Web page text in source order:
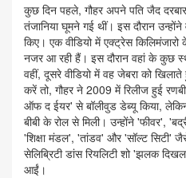
कुछ दिन पहले, गौहर अपने पति जैद
तंजानिया घूमने गई थीं। इस दौरान
किए। एक वीडियो में एक्ट्रेस
नजर आ रही हैं। इस दौरान वहां के कुछ
वहीं, दूसरे वीडियो में वह जेबरा को
करें तो, गौहर ने 2009 में रिलीज हुई
ऑफ द ईयर' से बॉलीवुड डेब्यू किया,
बीबी के रोल से मिली। उन्होंने 'फीवर',
'शिक्षा मंडल', 'तांडव' और 'सॉल्ट सिटी'
सेलिब्रिटी डांस रियलिटी शो 'झलक
आईं।